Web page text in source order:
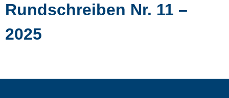
Rundschreiben Nr. 11 –
2025